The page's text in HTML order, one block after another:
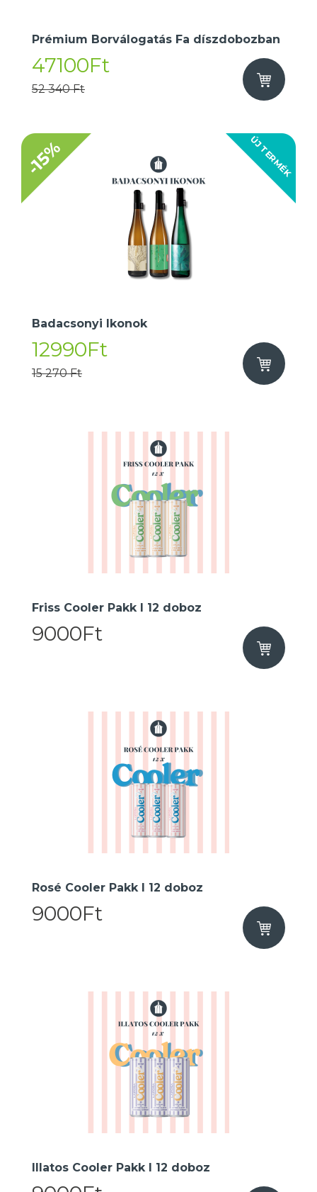
Prémium Borválogatás Fa díszdobozban
47100Ft
52 340 Ft
ÚJ TERMÉK
-15%
Badacsonyi Ikonok
12990Ft
15 270 Ft
Friss Cooler Pakk I 12 doboz
9000Ft
Rosé Cooler Pakk I 12 doboz
9000Ft
Illatos Cooler Pakk I 12 doboz